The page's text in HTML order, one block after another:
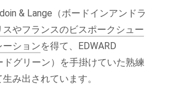
& Lange（ボードインアンドラ
スやフランスのビスポークシュー
ーションを得て、EDWARD
ドグリーン）を手掛けていた熟練
み出されています。